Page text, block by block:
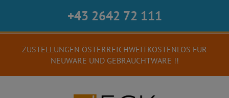
+43 2642 72 111
ZUSTELLUNGEN ÖSTERREICHWEITKOSTENLOS FÜR
NEUWARE UND GEBRAUCHTWARE !!